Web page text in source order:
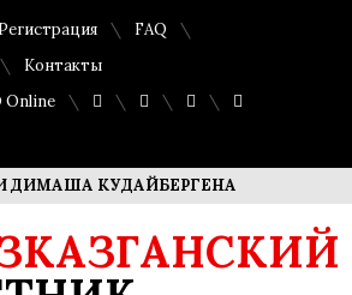
Регистрация
FAQ
Контакты
КУДАЙБЕРГЕНА САФУАН